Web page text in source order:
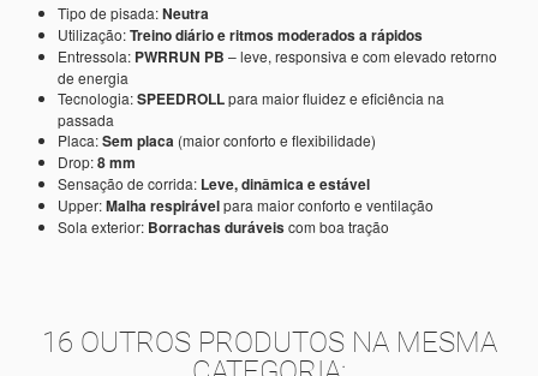
Tipo de pisada:Neutra
Utilização:Treino diário e ritmos moderados a rápidos
Entressola: PWRRUN PB – leve, responsiva e com elevado retorno
de energia
Tecnologia:SPEEDROLLpara maior fluidez e eficiência na
passada
Placa:Sem placa (maior conforto e flexibilidade)
Drop:8 mm
Sensação de corrida: Leve, dinâmica e estável
Upper:Malha respirávelpara maior conforto e ventilação
Sola exterior: Borrachas duráveiscom boa tração
16 OUTROS PRODUTOS NA MESMA